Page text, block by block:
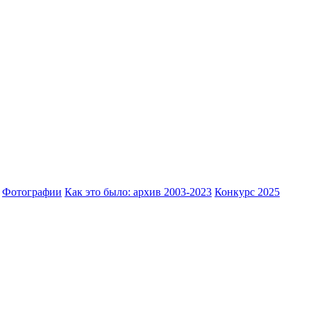
Фотографии Как это было: архив 2003-2023 Конкурс 2025